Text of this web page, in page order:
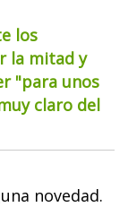
los
la mitad y
"para unos
claro del
novedad.